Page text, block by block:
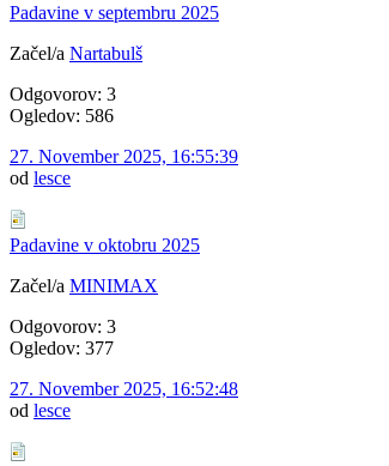
Padavine v septembru 2025
Začel/a Nartabulš
Odgovorov: 3
Ogledov: 586
27. November 2025, 16:55:39
od lesce
Padavine v oktobru 2025
Začel/a MINIMAX
Odgovorov: 3
Ogledov: 377
27. November 2025, 16:52:48
od lesce